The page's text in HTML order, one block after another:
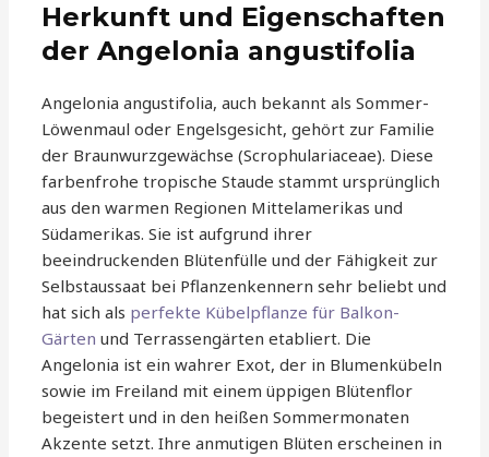
Herkunft und Eigenschaften
der Angelonia angustifolia
Angelonia angustifolia, auch bekannt als Sommer-
Löwenmaul oder Engelsgesicht, gehört zur Familie
der Braunwurzgewächse (Scrophulariaceae). Diese
farbenfrohe tropische Staude stammt ursprünglich
aus den warmen Regionen Mittelamerikas und
Südamerikas. Sie ist aufgrund ihrer
beeindruckenden Blütenfülle und der Fähigkeit zur
Selbstaussaat bei Pflanzenkennern sehr beliebt und
hat sich als perfekte Kübelpflanze für Balkon-
Gärten und Terrassengärten etabliert. Die
Angelonia ist ein wahrer Exot, der in Blumenkübeln
sowie im Freiland mit einem üppigen Blütenflor
begeistert und in den heißen Sommermonaten
Akzente setzt. Ihre anmutigen Blüten erscheinen in